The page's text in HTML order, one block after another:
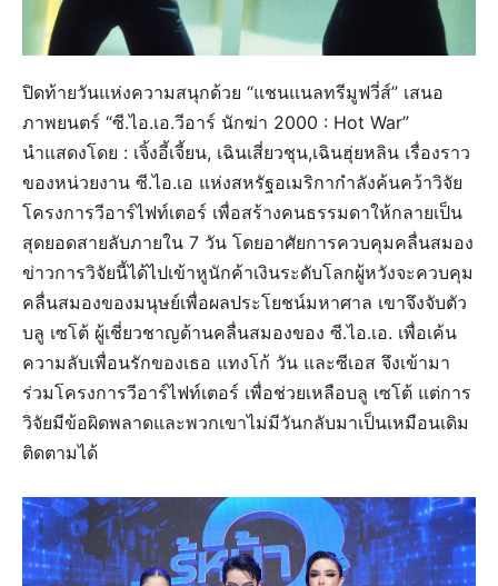
ปิดท้ายวันแห่งความสนุกด้วย “แชนแนลทรีมูฟวี่ส์” เสนอ
ภาพยนตร์ “ซี.ไอ.เอ.วีอาร์ นักฆ่า 2000 : Hot War”
นำแสดงโดย : เจิ้งอี้เจี้ยน, เฉินเสี่ยวชุน,เฉินฮุ่ยหลิน เรื่องราว
ของหน่วยงาน ซี.ไอ.เอ แห่งสหรัฐอเมริกากำลังค้นคว้าวิจัย
โครงการวีอาร์ไฟท์เตอร์ เพื่อสร้างคนธรรมดาให้กลายเป็น
สุดยอดสายลับภายใน 7 วัน โดยอาศัยการควบคุมคลื่นสมอง
ข่าวการวิจัยนี้ได้ไปเข้าหูนักค้าเงินระดับโลกผู้หวังจะควบคุม
คลื่นสมองของมนุษย์เพื่อผลประโยชน์มหาศาล เขาจึงจับตัว
บลู เซโต้ ผู้เชี่ยวชาญด้านคลื่นสมองของ ซี.ไอ.เอ. เพื่อเค้น
ความลับเพื่อนรักของเธอ แทงโก้ วัน และซีเอส จึงเข้ามา
ร่วมโครงการวีอาร์ไฟท์เตอร์ เพื่อช่วยเหลือบลู เซโต้ แต่การ
วิจัยมีข้อผิดพลาดและพวกเขาไม่มีวันกลับมาเป็นเหมือนเดิม
ติดตามได้